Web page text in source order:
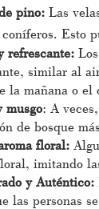
pino: Las
Esto
refrescante:
similar al
la mañana o
musgo: A
de bosque
floral:
imitando
y Auténtico:
las personas